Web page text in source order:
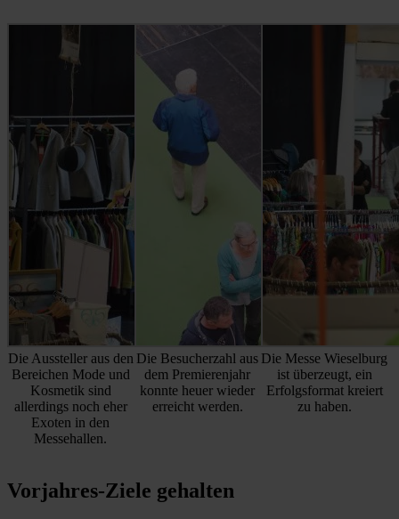
Die Aussteller aus den
Bereichen Mode und
Kosmetik sind
allerdings noch eher
Exoten in den
Messehallen.
Die Besucherzahl aus
dem Premierenjahr
konnte heuer wieder
erreicht werden.
Die Messe Wieselburg
ist überzeugt, ein
Erfolgsformat kreiert
zu haben.
Vorjahres-Ziele gehalten